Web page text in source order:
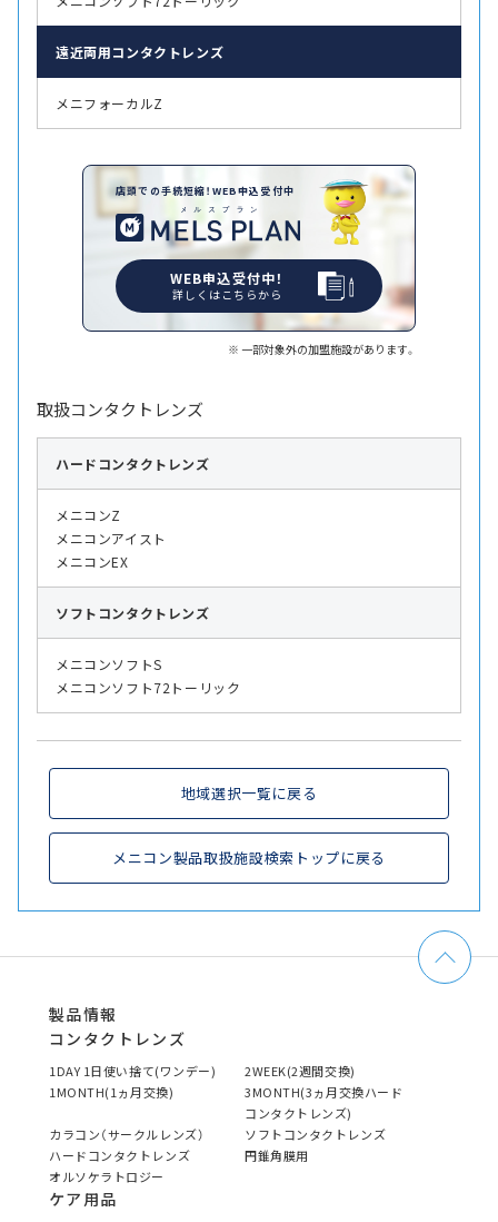
遠近両用コンタクトレンズ
メニフォーカルZ
店頭での手続短縮！WEB申込受付中
WEB申込受付中！
詳しくはこちらから
一部対象外の加盟施設があります。
取扱コンタクトレンズ
ハード コンタクトレンズ
メニコンZ
メニコンアイスト
メニコンEX
ソフト コンタクトレンズ
メニコンソフトS
メニコンソフト72トーリック
地域選択一覧に戻る
メニコン製品取扱施設検索トップに戻る
製品情報
コンタクトレンズ
1DAY 1日使い捨て(ワンデー)
2WEEK(2週間交換)
1MONTH(1ヵ月交換)
3MONTH(3ヵ月交換ハード
コンタクトレンズ)
カラコン（サークルレンズ）
ソフトコンタクトレンズ
ハードコンタクトレンズ
円錐角膜用
オルソケラトロジー
ケア用品